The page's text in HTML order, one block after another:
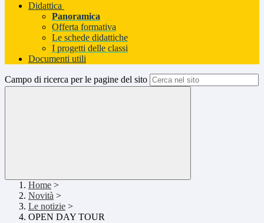
Didattica
Panoramica
Offerta formativa
Le schede didattiche
I progetti delle classi
Documenti utili
Campo di ricerca per le pagine del sito
Home >
Novità >
Le notizie >
OPEN DAY TOUR